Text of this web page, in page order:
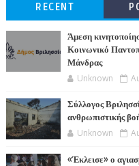
RECENT
Άμεση
Κοινωνικό
Μάνδρας
Unknown
Σύλλογος
ανθρωπιστικής
Unknown
«Έκλεισε» ο